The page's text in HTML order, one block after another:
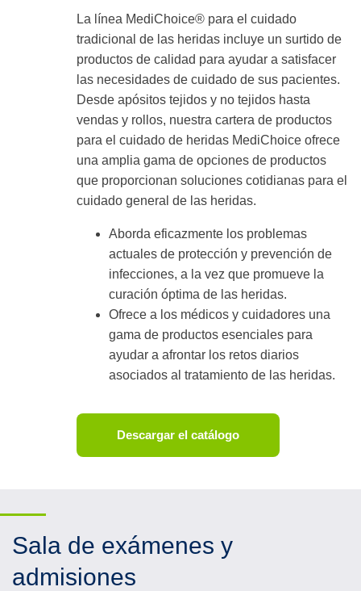
La línea MediChoice® para el cuidado
tradicional de las heridas incluye un surtido de
productos de calidad para ayudar a satisfacer
las necesidades de cuidado de sus pacientes.
Desde apósitos tejidos y no tejidos hasta
vendas y rollos, nuestra cartera de productos
para el cuidado de heridas MediChoice ofrece
una amplia gama de opciones de productos
que proporcionan soluciones cotidianas para el
cuidado general de las heridas.
Aborda eficazmente los problemas
actuales de protección y prevención de
infecciones, a la vez que promueve la
curación óptima de las heridas.
Ofrece a los médicos y cuidadores una
gama de productos esenciales para
ayudar a afrontar los retos diarios
asociados al tratamiento de las heridas.
Descargar el catálogo
Sala de exámenes y
admisiones